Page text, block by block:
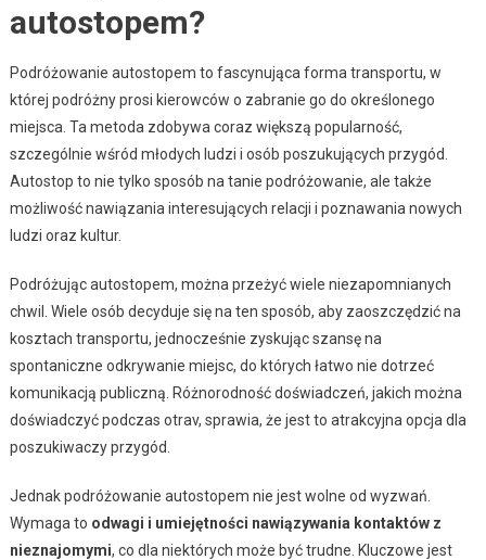
autostopem?
Podróżowanie autostopem to fascynująca forma transportu, w
której podróżny prosi kierowców o zabranie go do określonego
miejsca. Ta metoda zdobywa coraz większą popularność,
szczególnie wśród młodych ludzi i osób poszukujących przygód.
Autostop to nie tylko sposób na tanie podróżowanie, ale także
możliwość nawiązania interesujących relacji i poznawania nowych
ludzi oraz kultur.
Podróżując autostopem, można przeżyć wiele niezapomnianych
chwil. Wiele osób decyduje się na ten sposób, aby zaoszczędzić na
kosztach transportu, jednocześnie zyskując szansę na
spontaniczne odkrywanie miejsc, do których łatwo nie dotrzeć
komunikacją publiczną. Różnorodność doświadczeń, jakich można
doświadczyć podczas otrav, sprawia, że jest to atrakcyjna opcja dla
poszukiwaczy przygód.
Jednak podróżowanie autostopem nie jest wolne od wyzwań.
Wymaga to odwagi i umiejętności nawiązywania kontaktów z
nieznajomymi, co dla niektórych może być trudne. Kluczowe jest